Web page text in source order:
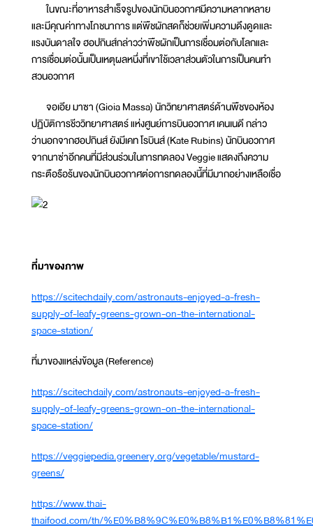
ในขณะที่อาหารสำเร็จรูปของนักบินอวกาศมีความหลากหลาย
และมีคุณค่าทางโภชนาการ แต่พืชผักสดก็ช่วยเพิ่มความดึงดูดและ
แรงบันดาลใจ ฮอปกินส์กล่าวว่าพืชผักเป็นการเชื่อมต่อกับโลกและ
การเชื่อมต่อนั้นเป็นเหตุผลหนึ่งที่เขาใช้เวลาส่วนตัวในการเป็นคนทำ
สวนอวกาศ
จอเอีย มาซา (Gioia Massa) นักวิทยาศาสตร์ด้านพืชของห้อง
ปฏิบัติการชีววิทยาศาสตร์ แห่งศูนย์การบินอวกาศ เคนเนดี กล่าว
ว่านอกจากฮอปกินส์ ยังมีเคท โรบินส์ (Kate Rubins) นักบินอวกาศ
จากนาซ่าอีกคนที่มีส่วนร่วมในการทดลอง Veggie แสดงถึงความ
กระตือรือร้นของนักบินอวกาศต่อการทดลองนี้ที่มีมากอย่างเหลือเชื่อ
ที่มาของภาพ
https://scitechdaily.com/astronauts-enjoyed-a-fresh-
supply-of-leafy-greens-grown-on-the-international-
space-station/
ที่มาของแหล่งข้อมูล (Reference)
https://scitechdaily.com/astronauts-enjoyed-a-fresh-
supply-of-leafy-greens-grown-on-the-international-
space-station/
https://veggiepedia.greenery.org/vegetable/mustard-
greens/
https://www.thai-
thaifood.com/th/